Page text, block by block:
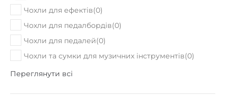
Чохли для ефектів(0)
Чохли для педалбордів(0)
Чохли для педалей(0)
Чохли та сумки для музичних інструментів(0)
Переглянути всі